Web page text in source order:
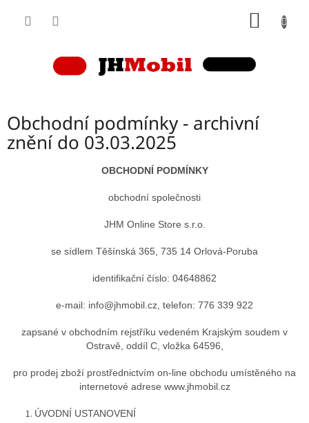
Obchodní podmínky - archivní
znění do 03.03.2025
OBCHODNÍ PODMÍNKY
obchodní společnosti
JHM Online Store s.r.o.
se sídlem Těšínská 365, 735 14 Orlová-Poruba
identifikační číslo: 04648862
e-mail: info@jhmobil.cz, telefon: 776 339 922
zapsané v obchodním rejstříku vedeném Krajským soudem v
Ostravě, oddíl C, vložka 64596,
pro prodej zboží prostřednictvím on-line obchodu umístěného na
internetové adrese www.jhmobil.cz
ÚVODNÍ USTANOVENÍ